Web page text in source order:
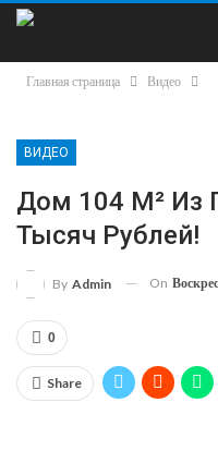
Главная страница Видео
ВИДЕО
Дом 104 М² Из
Тысяч Рублей!
By Admin On
0
Share